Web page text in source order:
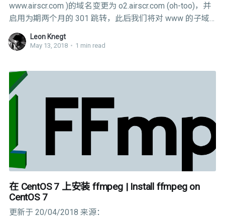
www.airscr.com )的域名变更为 o2.airscr.com (oh-too)，并
启用为期两个月的 301 跳转，此后我们将对 www 的子域
名另作安排。 同时，受到“通用数据保护条例”的影响，我
们将在近期对 AirScript 关联服务的使用协议以及隐私条款
too) recently. In the meantime, if you visit the old domain,
Leon Knegt
May 13, 2018 • 1 min read
在 CentOS 7 上安装 ffmpeg | Install ffmpeg on
CentOS 7
更新于 20/04/2018 来源：